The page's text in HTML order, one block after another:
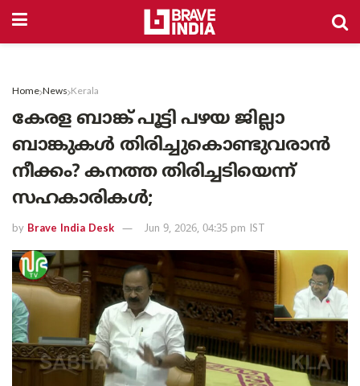
Home News Kerala
കേരള ബാങ്ക് പൂട്ടി പഴയ ജില്ലാ
ബാങ്കുകൾ തിരിച്ചുകൊണ്ടുവരാൻ
നീക്കം? കനത്ത തിരിച്ചടിയെന്ന്
സഹകാരികൾ;
by Brave India Desk Jun 9, 2026, 04:35 pm IST